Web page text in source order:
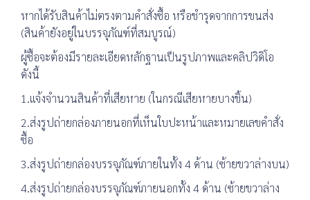
หากได้รับสินค้าไม่ตรงตามคำสั่งซื้อ หรือชำรุดจากการขนส่ง
(สินค้ายังอยู่ในบรรจุภัณฑ์ที่สมบูรณ์)
ผู้ซื้อจะต้องมีรายละเอียดหลักฐานเป็นรูปภาพและคลิปวิดิโอ
ดังนี้
1.แจ้งจำนวนสินค้าที่เสียหาย (ในกรณีเสียหายบางชิ้น)
2.ส่งรูปถ่ายกล่องภายนอกที่เห็นใบปะหน้าและหมายเลขคำสั่ง
ซื้อ
3.ส่งรูปถ่ายกล่องบรรจุภัณฑ์ภายในทั้ง 4 ด้าน (ซ้ายขวาล่างบน)
4.ส่งรูปถ่ายกล่องบรรจุภัณฑ์ภายนอกทั้ง 4 ด้าน (ซ้ายขวาล่าง